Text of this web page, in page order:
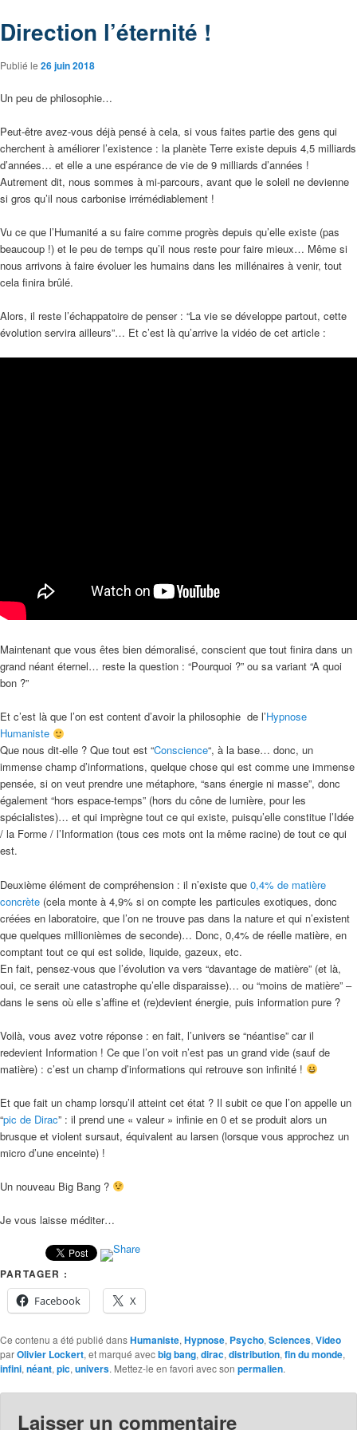
Direction l’éternité !
Publié le 26 juin 2018
Un peu de philosophie…
Peut-être avez-vous déjà pensé à cela, si vous faites partie des gens qui
cherchent à améliorer l’existence : la planète Terre existe depuis 4,5 milliards
d’années… et elle a une espérance de vie de 9 milliards d’années !
Autrement dit, nous sommes à mi-parcours, avant que le soleil ne devienne
si gros qu’il nous carbonise irrémédiablement !
Vu ce que l’Humanité a su faire comme progrès depuis qu’elle existe (pas
beaucoup !) et le peu de temps qu’il nous reste pour faire mieux… Même si
nous arrivons à faire évoluer les humains dans les millénaires à venir, tout
cela finira brûlé.
Alors, il reste l’échappatoire de penser : “La vie se développe partout, cette
évolution servira ailleurs”… Et c’est là qu’arrive la vidéo de cet article :
Maintenant que vous êtes bien démoralisé, conscient que tout finira dans un
grand néant éternel… reste la question : “Pourquoi ?” ou sa variant “A quoi
bon ?”
Et c’est là que l’on est content d’avoir la philosophie de l’Hypnose
Humaniste
Que nous dit-elle ? Que tout est “Conscience“, à la base… donc, un
immense champ d’informations, quelque chose qui est comme une immense
pensée, si on veut prendre une métaphore, “sans énergie ni masse”, donc
également “hors espace-temps” (hors du cône de lumière, pour les
spécialistes)… et qui imprègne tout ce qui existe, puisqu’elle constitue l’Idée
/ la Forme / l’Information (tous ces mots ont la même racine) de tout ce qui
est.
Deuxième élément de compréhension : il n’existe que 0,4% de matière
concrète (cela monte à 4,9% si on compte les particules exotiques, donc
créées en laboratoire, que l’on ne trouve pas dans la nature et qui n’existent
que quelques millionièmes de seconde)… Donc, 0,4% de réelle matière, en
comptant tout ce qui est solide, liquide, gazeux, etc.
En fait, pensez-vous que l’évolution va vers “davantage de matière” (et là,
oui, ce serait une catastrophe qu’elle disparaisse)… ou “moins de matière” –
dans le sens où elle s’affine et (re)devient énergie, puis information pure ?
Voilà, vous avez votre réponse : en fait, l’univers se “néantise” car il
redevient Information ! Ce que l’on voit n’est pas un grand vide (sauf de
matière) : c’est un champ d’informations qui retrouve son infinité !
Et que fait un champ lorsqu’il atteint cet état ? Il subit ce que l’on appelle un
“pic de Dirac” : il prend une « valeur » infinie en 0 et se produit alors un
brusque et violent sursaut, équivalent au larsen (lorsque vous approchez un
micro d’une enceinte) !
Un nouveau Big Bang ?
Je vous laisse méditer…
PARTAGER :
Facebook
X
Ce contenu a été publié dansHumaniste, Hypnose, Psycho, Sciences, Video
parOlivier Lockert, et marqué avecbig bang, dirac, distribution, fin du monde,
infini, néant, pic, univers. Mettez-le en favori avec son permalien.
Laisser un commentaire